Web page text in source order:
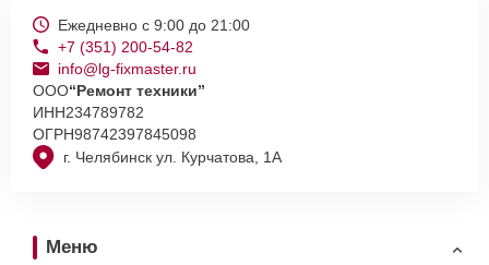
г. Челябинск ул. Курчатова, 1А
Ежедневно с 9:00 до 21:00
+7 (351) 200-54-82
info@lg-fixmaster.ru
ООО“Ремонт техники”
ИНН234789782
ОГРН98742397845098
Меню